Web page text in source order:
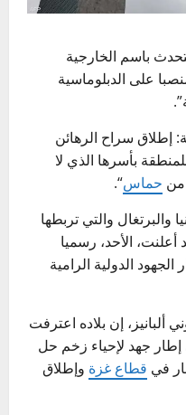
باسم الخارجية
على الدبلوماسية
إطلاق سراح الرهائن
بأسرها الذي لا
من حماس“.
والبرتغال والتي تربطها
أعلنت، الأحد، رسميا
الدولية الرامية
ألبانيز، إن بلاده اعترفت
إطار جهد لإحياء زخم حل
في قطاع غزة وإطلاق